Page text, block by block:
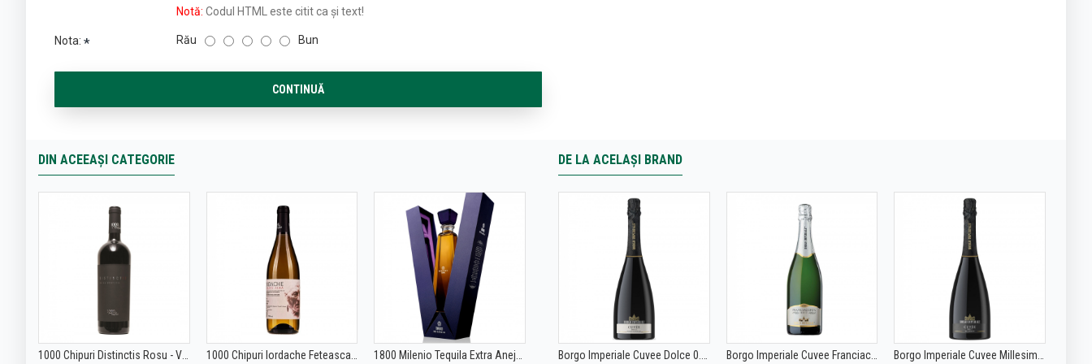
Notă: Codul HTML este citit ca şi text!
Nota: Rău Bun
CONTINUĂ
DIN ACEEAȘI CATEGORIE DE LA ACELAȘI BRAND
Borgo Imperiale Cuvee Franciacorta DOCG Brut 0.75L